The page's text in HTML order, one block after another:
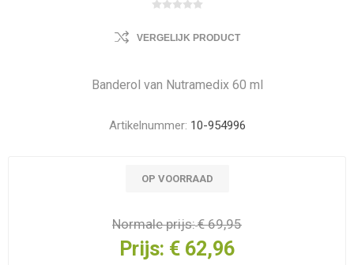
VERGELIJK PRODUCT
Banderol van Nutramedix 60 ml
Artikelnummer: 10-954996
OP VOORRAAD
Normale prijs:€ 69,95
Prijs: € 62,96